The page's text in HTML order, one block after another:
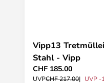
Vipp13
Stahl - Vipp
CHF 185.00
UVPCHF 217.00 UVP -